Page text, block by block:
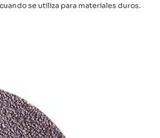
se utiliza para materiales duros.